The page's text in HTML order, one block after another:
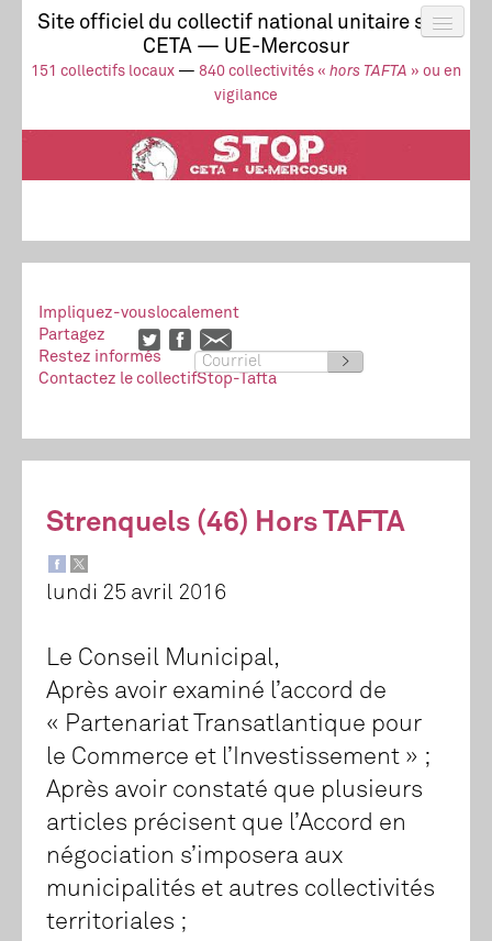
Site officiel du collectif national unitaire stop
CETA — UE-Mercosur
151 collectifs locaux — 840 collectivités « hors TAFTA » ou en
vigilance
Actus
UE-Mercosur
Stop à l’impunité !
TAFTA
CETA
Collectif
Impliquez-vouslocalement
Partagez
Restez informés
>
Contactez le collectifStop-Tafta
Strenquels (46) Hors TAFTA
lundi 25 avril 2016
Le Conseil Municipal,
Après avoir examiné l’accord de
« Partenariat Transatlantique pour
le Commerce et l’Investissement » ;
Après avoir constaté que plusieurs
articles précisent que l’Accord en
négociation s’imposera aux
municipalités et autres collectivités
territoriales ;